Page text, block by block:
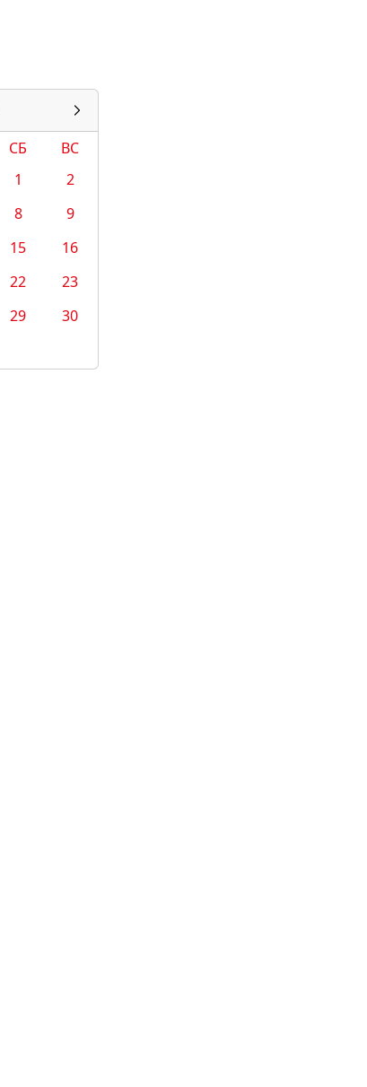
СБ
ВС
1
2
8
9
15
16
22
23
29
30